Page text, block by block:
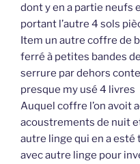
dont y en a partie neufs
portant l’autre 4 sols
Item un autre coffre de
ferré à petites bandes
serrure par dehors
presque my usé 4 livres
Auquel coffre l’on avoit
acoustrements de nuit
autre linge qui en a
avec autre linge pour